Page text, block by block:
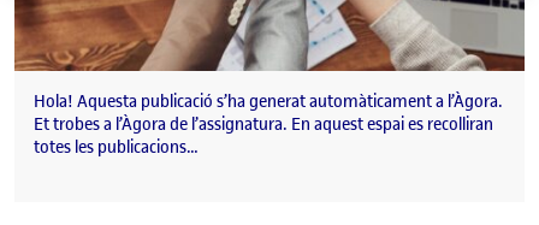
Hola! Aquesta publicació s’ha generat automàticament a l’Àgora.
Et trobes a l’Àgora de l’assignatura. En aquest espai es recolliran
totes les publicacions…